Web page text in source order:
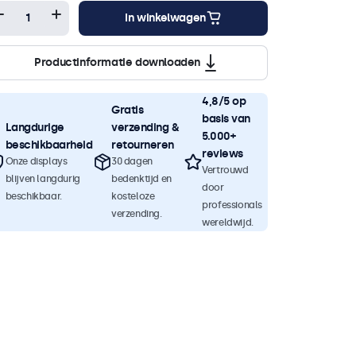
In winkelwagen
Productinformatie downloaden
Langdurige
beschikbaarheid
Onze displays
blijven langdurig
beschikbaar.
Gratis
verzending &
retourneren
30 dagen
bedenktijd en
kosteloze
verzending.
4,8/5 op
basis van
5.000+
reviews
Vertrouwd
door
professionals
wereldwijd.